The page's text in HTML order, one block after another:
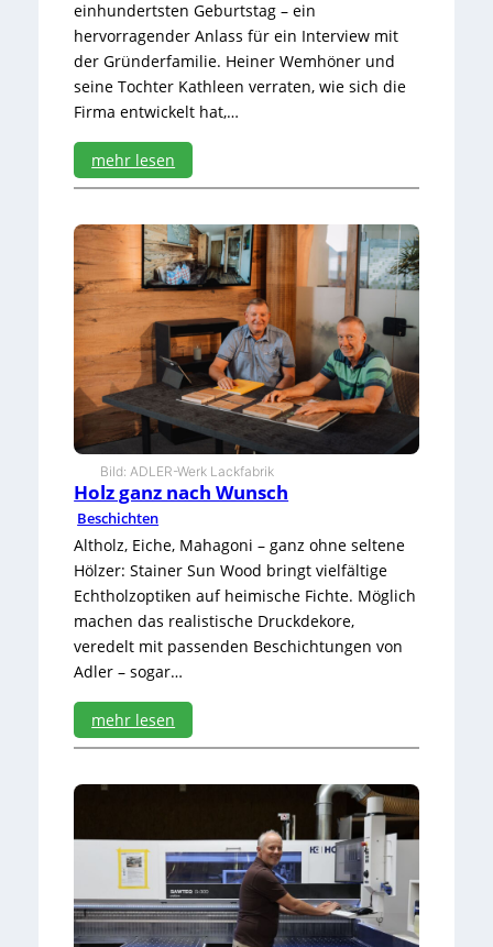
einhundertsten Geburtstag – ein
hervorragender Anlass für ein Interview mit
der Gründerfamilie. Heiner Wemhöner und
seine Tochter Kathleen verraten, wie sich die
Firma entwickelt hat,…
mehr lesen
:
i
t
f
ü
r
i
n
ä
c
h
t
e
n
h
n
d
e
r
J
a
h
e
Bild: ADLER-Werk Lackfabrik
Holz ganz nach Wunsch
Beschichten
Altholz, Eiche, Mahagoni – ganz ohne seltene
Hölzer: Stainer Sun Wood bringt vielfältige
Echtholzoptiken auf heimische Fichte. Möglich
machen das realistische Druckdekore,
veredelt mit passenden Beschichtungen von
Adler – sogar…
mehr lesen
:
o
n
z
n